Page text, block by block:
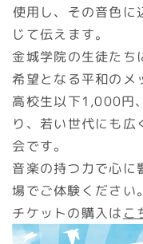
使用し、その音色に
じて伝えます。
金城学院の生徒たち
希望となる平和のメ
高校生以下1,000円
り、若い世代にも
会です。
音楽の持つ力で心に
場でご体験ください。
チケットの購入は こ